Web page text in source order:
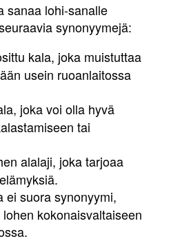
sanaa lohi-sanalle
synonyymejä:
kala, joka muistuttaa
usein ruoanlaitossa
joka voi olla hyvä
tai
alalaji, joka tarjoaa
ei suora synonyymi,
kokonaisvaltaiseen